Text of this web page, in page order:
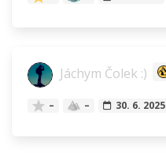
Jáchym Čolek :)
– – 30. 6. 2025